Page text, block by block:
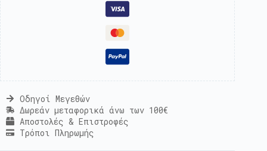
Οδηγοί Μεγεθών
Δωρεάν μεταφορικά άνω των 100€
Αποστολές & Επιστροφές
Τρόποι Πληρωμής